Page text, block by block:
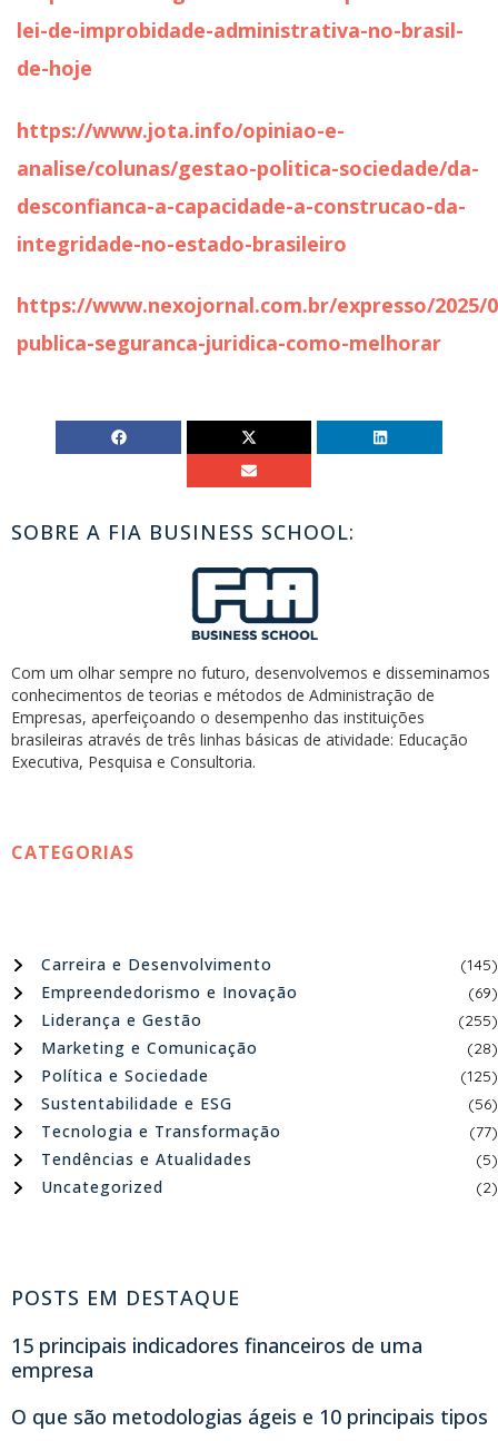
lei-de-improbidade-administrativa-no-brasil-
de-hoje
https://www.jota.info/opiniao-e-
analise/colunas/gestao-politica-sociedade/da-
desconfianca-a-capacidade-a-construcao-da-
integridade-no-estado-brasileiro
https://www.nexojornal.com.br/expresso/2025/
publica-seguranca-juridica-como-melhorar
SOBRE A FIA BUSINESS SCHOOL:
Com um olhar sempre no futuro, desenvolvemos e disseminamos
conhecimentos de teorias e métodos de Administração de
Empresas, aperfeiçoando o desempenho das instituições
brasileiras através de três linhas básicas de atividade: Educação
Executiva, Pesquisa e Consultoria.
CATEGORIAS
Carreira e Desenvolvimento (145)
Empreendedorismo e Inovação (69)
Liderança e Gestão (255)
Marketing e Comunicação (28)
Política e Sociedade (125)
Sustentabilidade e ESG (56)
Tecnologia e Transformação (77)
Tendências e Atualidades (5)
Uncategorized (2)
POSTS EM DESTAQUE
15 principais indicadores financeiros de uma
empresa
O que são metodologias ágeis e 10 principais tipos